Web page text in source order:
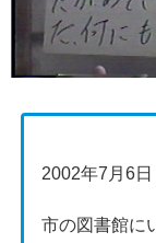
2002年7月6
市の図書館に